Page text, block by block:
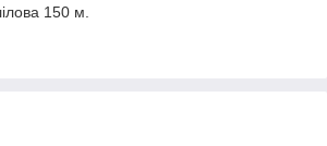
150 м.